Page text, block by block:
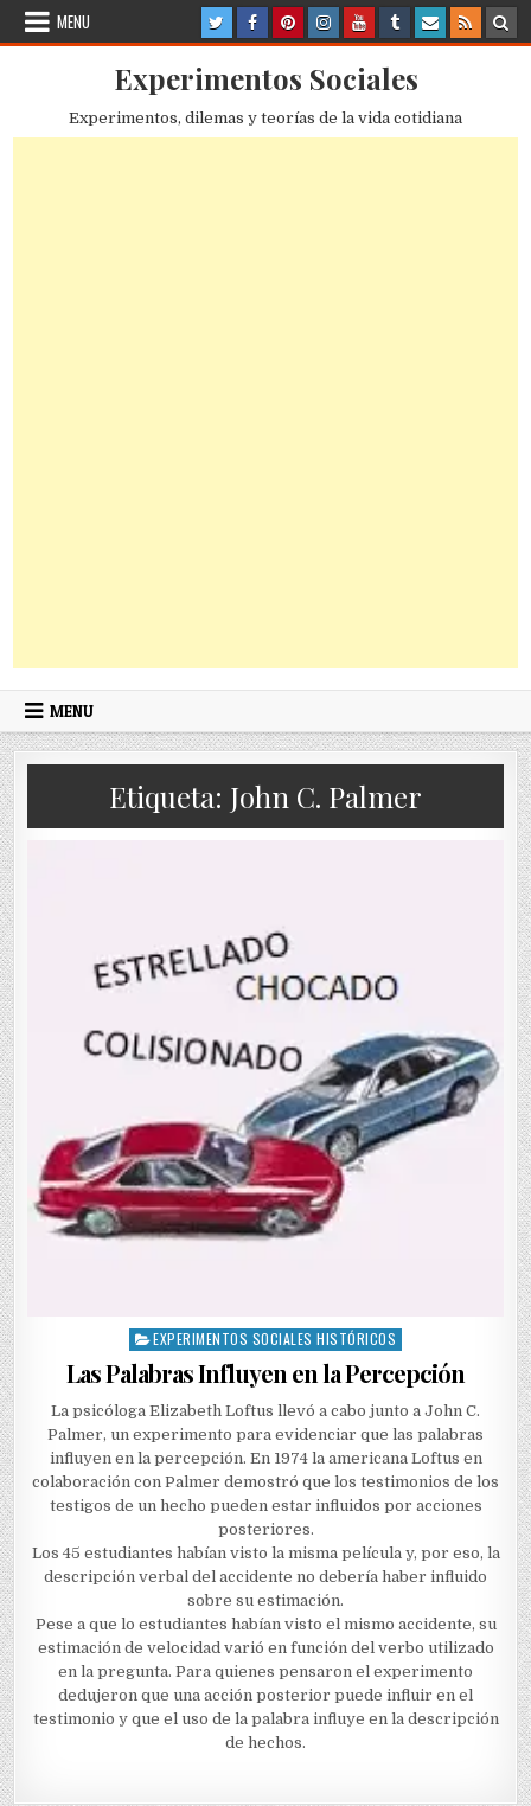
Skip
MENU
Experimentos Sociales
Experimentos, dilemas y teorías de la vida cotidiana
MENU
Etiqueta: John C. Palmer
Posted
in
EXPERIMENTOS SOCIALES HISTÓRICOS
Las Palabras Influyen en la Percepción
La psicóloga Elizabeth Loftus llevó a cabo junto a John C.
Palmer, un experimento para evidenciar que las palabras
influyen en la percepción. En 1974 la americana Loftus en
colaboración con Palmer demostró que los testimonios de los
testigos de un hecho pueden estar influidos por acciones
posteriores.
Los 45 estudiantes habían visto la misma película y, por eso, la
descripción verbal del accidente no debería haber influido
sobre su estimación.
Pese a que lo estudiantes habían visto el mismo accidente, su
estimación de velocidad varió en función del verbo utilizado
en la pregunta. Para quienes pensaron el experimento
dedujeron que una acción posterior puede influir en el
testimonio y que el uso de la palabra influye en la descripción
de hechos.